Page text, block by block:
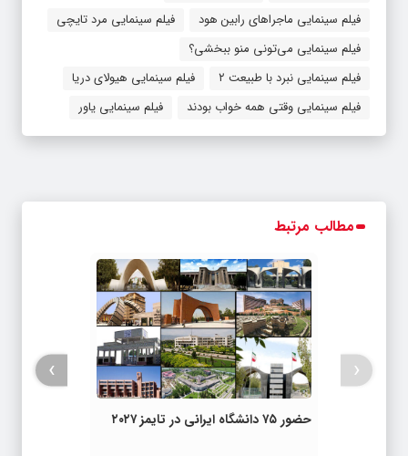
فیلم سینمایی ماجراهای رابین هود
فیلم سینمایی مرد تایچی
فیلم سینمایی می‌تونی منو ببخشی؟
فیلم سینمایی نبرد با طبیعت ۲
فیلم سینمایی هیولای دریا
فیلم سینمایی وقتی همه خواب بودند
فیلم سینمایی یاور
مطالب مرتبط
حضور ۷۵ دانشگاه ایرانی در تایمز ۲۰۲۷
‹
›